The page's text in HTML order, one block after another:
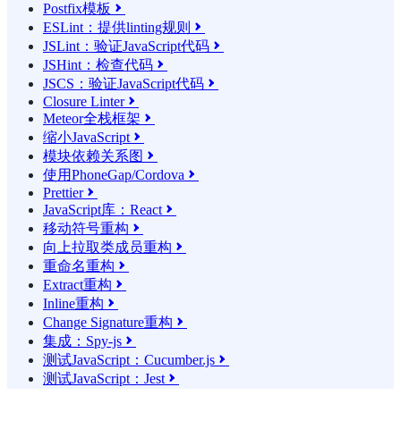
Postfix模板 
ESLint：提供linting规则 
JSLint：验证JavaScript代码 
JSHint：检查代码 
JSCS：验证JavaScript代码 
Closure Linter
Meteor全栈框架 
缩小JavaScript 
模块依赖关系图 
使用PhoneGap/Cordova 
Prettier
JavaScript库：React 
移动符号重构 
向上拉取类成员重构 
重命名重构 
Extract重构 
Inline重构 
Change Signature重构 
集成：Spy-js 
测试JavaScript：Cucumber.js 
测试JavaScript：Jest 